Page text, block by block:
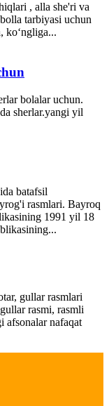
, alla she'ri va
tarbiyasi uchun
ko‘ngliga...
bolalar uchun.
sherlar.yangi yil
batafsil
rasmlari. Bayroq
1991 yil 18
gullar rasmlari
rasmi, rasmli
afsonalar nafaqat